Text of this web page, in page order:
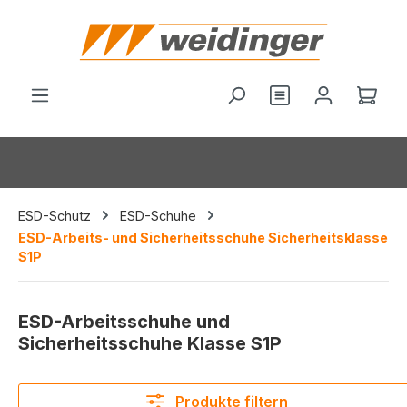
springen
ESD-Schutz
ESD-Schuhe
ESD-Arbeits- und Sicherheitsschuhe Sicherheitsklasse
S1P
ESD-Arbeitsschuhe und
Sicherheitsschuhe Klasse S1P
Produkte filtern